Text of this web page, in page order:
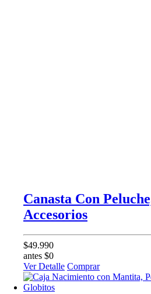
Canasta Con
Accesorios
$49.990
antes $0
Ver Detalle Comprar